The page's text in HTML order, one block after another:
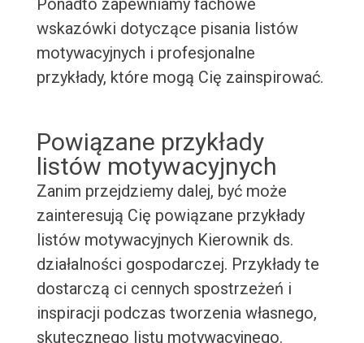
Ponadto zapewniamy fachowe
wskazówki dotyczące pisania listów
motywacyjnych i profesjonalne
przykłady, które mogą Cię zainspirować.
Powiązane przykłady
listów motywacyjnych
Zanim przejdziemy dalej, być może
zainteresują Cię powiązane przykłady
listów motywacyjnych Kierownik ds.
działalności gospodarczej. Przykłady te
dostarczą ci cennych spostrzeżeń i
inspiracji podczas tworzenia własnego,
skutecznego listu motywacyjnego.